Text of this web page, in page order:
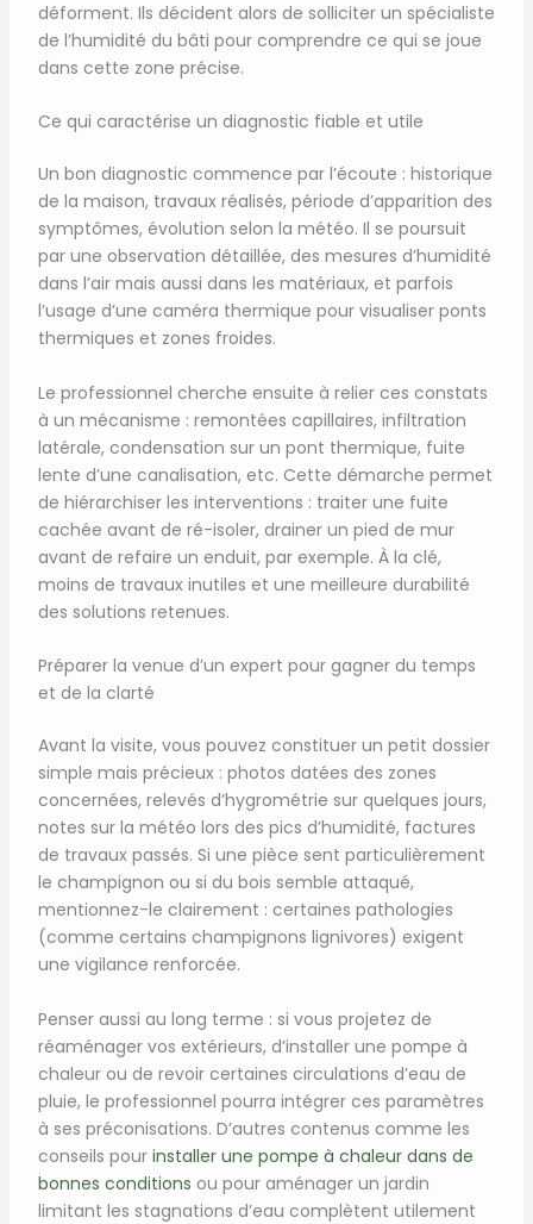
déforment. Ils décident alors de solliciter un spécialiste
de l’humidité du bâti pour comprendre ce qui se joue
dans cette zone précise.
Ce qui caractérise un diagnostic fiable et utile
Un bon diagnostic commence par l’écoute : historique
de la maison, travaux réalisés, période d’apparition des
symptômes, évolution selon la météo. Il se poursuit
par une observation détaillée, des mesures d’humidité
dans l’air mais aussi dans les matériaux, et parfois
l’usage d’une caméra thermique pour visualiser ponts
thermiques et zones froides.
Le professionnel cherche ensuite à relier ces constats
à un mécanisme : remontées capillaires, infiltration
latérale, condensation sur un pont thermique, fuite
lente d’une canalisation, etc. Cette démarche permet
de hiérarchiser les interventions : traiter une fuite
cachée avant de ré-isoler, drainer un pied de mur
avant de refaire un enduit, par exemple. À la clé,
moins de travaux inutiles et une meilleure durabilité
des solutions retenues.
Préparer la venue d’un expert pour gagner du temps
et de la clarté
Avant la visite, vous pouvez constituer un petit dossier
simple mais précieux : photos datées des zones
concernées, relevés d’hygrométrie sur quelques jours,
notes sur la météo lors des pics d’humidité, factures
de travaux passés. Si une pièce sent particulièrement
le champignon ou si du bois semble attaqué,
mentionnez-le clairement : certaines pathologies
(comme certains champignons lignivores) exigent
une vigilance renforcée.
Penser aussi au long terme : si vous projetez de
réaménager vos extérieurs, d’installer une pompe à
chaleur ou de revoir certaines circulations d’eau de
pluie, le professionnel pourra intégrer ces paramètres
à ses préconisations. D’autres contenus comme les
conseils pour installer une pompe à chaleur dans de
bonnes conditions ou pour aménager un jardin
limitant les stagnations d’eau complètent utilement